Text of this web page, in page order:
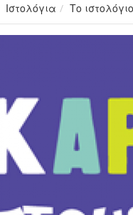
Ιστολόγια Το